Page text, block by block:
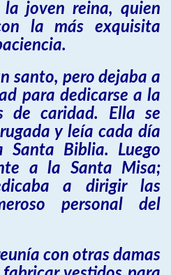
joven reina, quien
la más exquisita
santo, pero dejaba a
para dedicarse a la
de caridad. Ella se
y leía cada día
Santa Biblia. Luego
a la Santa Misa;
a dirigir las
personal del
con otras damas